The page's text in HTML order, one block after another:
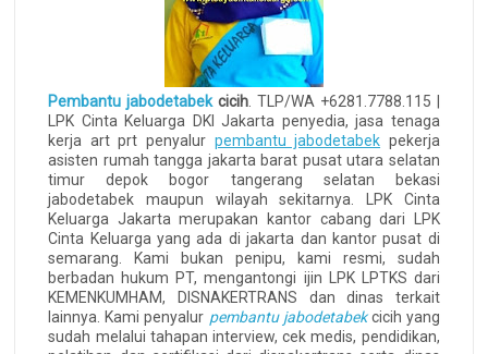
Pembantu jabodetabekcicih. TLP/WA +6281.7788.115 |
LPK Cinta Keluarga DKI Jakarta penyedia, jasa tenaga
kerja art prt penyalur pembantu jabodetabek pekerja
asisten rumah tangga jakarta barat pusat utara selatan
timur depok bogor tangerang selatan bekasi
jabodetabek maupun wilayah sekitarnya. LPK Cinta
Keluarga Jakarta merupakan kantor cabang dari LPK
Cinta Keluarga yang ada di jakarta dan kantor pusat di
semarang. Kami bukan penipu, kami resmi, sudah
berbadan hukum PT, mengantongi ijin LPK LPTKS dari
KEMENKUMHAM, DISNAKERTRANS dan dinas terkait
lainnya. Kami penyalur pembantu jabodetabekcicih yang
sudah melalui tahapan interview, cek medis, pendidikan,